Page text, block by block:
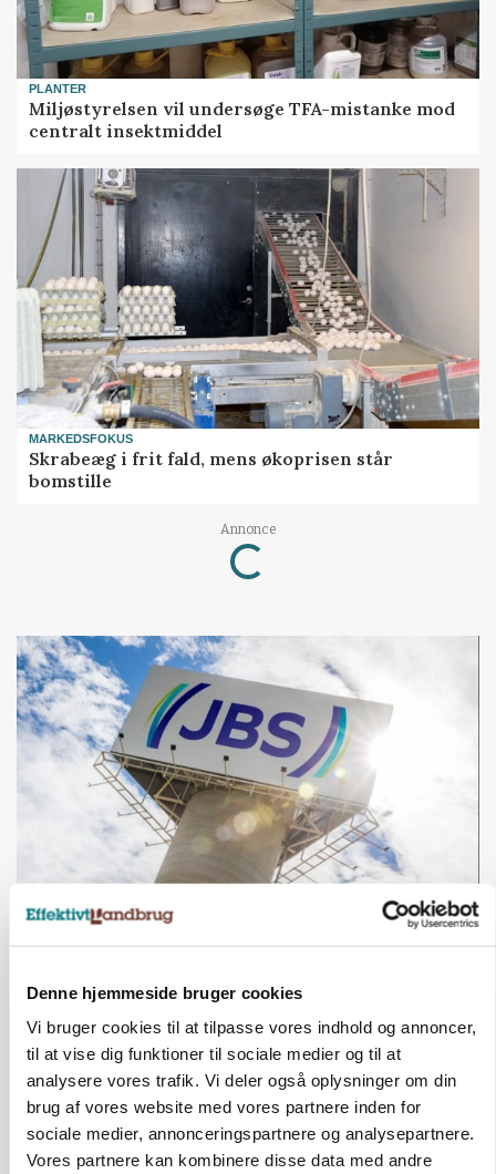
Denne hjemmeside bruger cookies
Vi bruger cookies til at tilpasse vores indhold og annoncer,
til at vise dig funktioner til sociale medier og til at
analysere vores trafik. Vi deler også oplysninger om din
brug af vores website med vores partnere inden for
sociale medier, annonceringspartnere og analysepartnere.
Vores partnere kan kombinere disse data med andre
PLANTER
Miljøstyrelsen vil undersøge TFA-mistanke mod
centralt insektmiddel
MARKEDSFOKUS
Skrabeæg i frit fald, mens økoprisen står
bomstille
Annonce
Loading...
BUSINESS
Slagterigigant går sammen med indonesisk
milliardfond om proteinsatsning
Annonce